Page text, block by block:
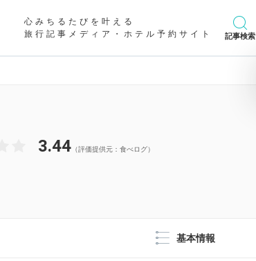
心みちるたびを叶える
旅行記事メディア・ホテル予約サイト
記事検索
3.44 （評価提供元：食べログ）
基本情報